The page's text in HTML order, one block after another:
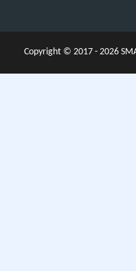
Copyright © 2017 - 2026